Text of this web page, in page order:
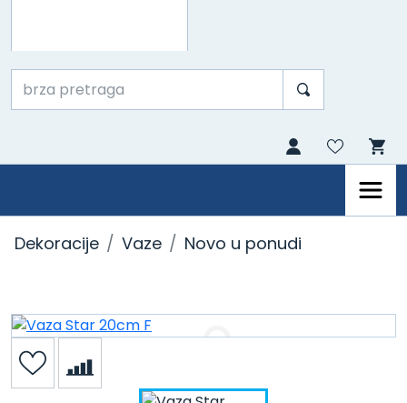
Dekoracije Vaze Novo u ponudi